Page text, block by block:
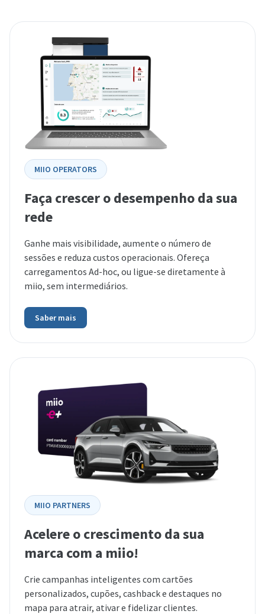
MIIO OPERATORS
Faça crescer o desempenho da sua
rede
Ganhe mais visibilidade, aumente o número de
sessões e reduza custos operacionais. Ofereça
carregamentos Ad-hoc, ou ligue-se diretamente à
miio, sem intermediários.
Saber mais
MIIO PARTNERS
Acelere o crescimento da sua
marca com a miio!
Crie campanhas inteligentes com cartões
personalizados, cupões, cashback e destaques no
mapa para atrair, ativar e fidelizar clientes.